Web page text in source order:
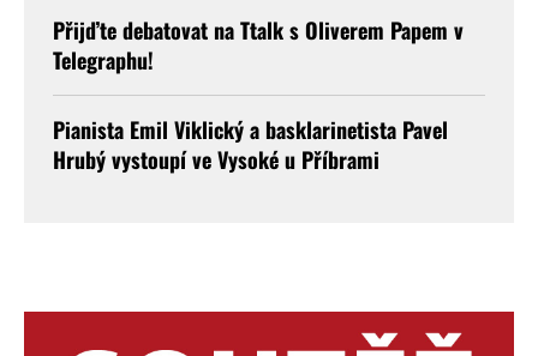
Přijďte debatovat na Ttalk s Oliverem Papem v
Telegraphu!
Pianista Emil Viklický a basklarinetista Pavel
Hrubý vystoupí ve Vysoké u Příbrami